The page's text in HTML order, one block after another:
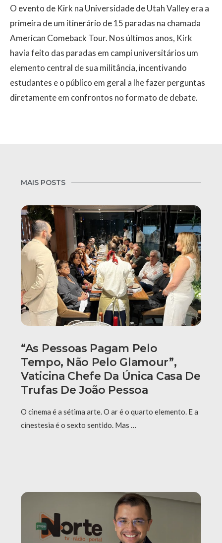
O evento de Kirk na Universidade de Utah Valley era a
primeira de um itinerário de 15 paradas na chamada
American Comeback Tour. Nos últimos anos, Kirk
havia feito das paradas em campi universitários um
elemento central de sua militância, incentivando
estudantes e o público em geral a lhe fazer perguntas
diretamente em confrontos no formato de debate.
MAIS POSTS
“As Pessoas Pagam Pelo
Tempo, Não Pelo Glamour”,
Vaticina Chefe Da Única Casa De
Trufas De João Pessoa
O cinema é a sétima arte. O ar é o quarto elemento. E a
cinestesia é o sexto sentido. Mas …